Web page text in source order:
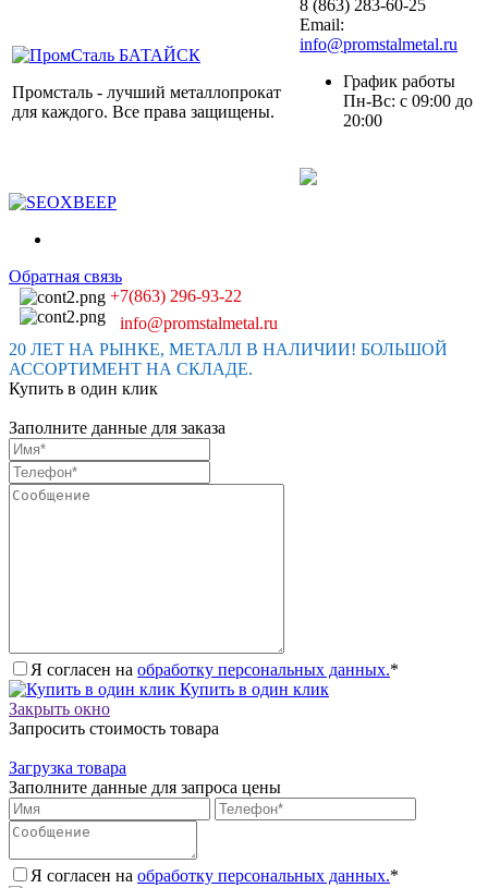
Промсталь - лучший металлопрокат
для каждого. Все права защищены.
8 (863) 283-60-25
Email:
info@promstalmetal.ru
График работы
Пн-Вс: с 09:00 до
20:00
Обратная связь
+7(863) 296-93-22
info@promstalmetal.ru
20 ЛЕТ НА РЫНКЕ, МЕТАЛЛ В НАЛИЧИИ! БОЛЬШОЙ
АССОРТИМЕНТ НА СКЛАДЕ.
Купить в один клик
Заполните данные для заказа
Я согласен на обработку персональных данных.*
Купить в один клик
Закрыть окно
Запросить стоимость товара
Загрузка товара
Заполните данные для запроса цены
Я согласен на обработку персональных данных.*